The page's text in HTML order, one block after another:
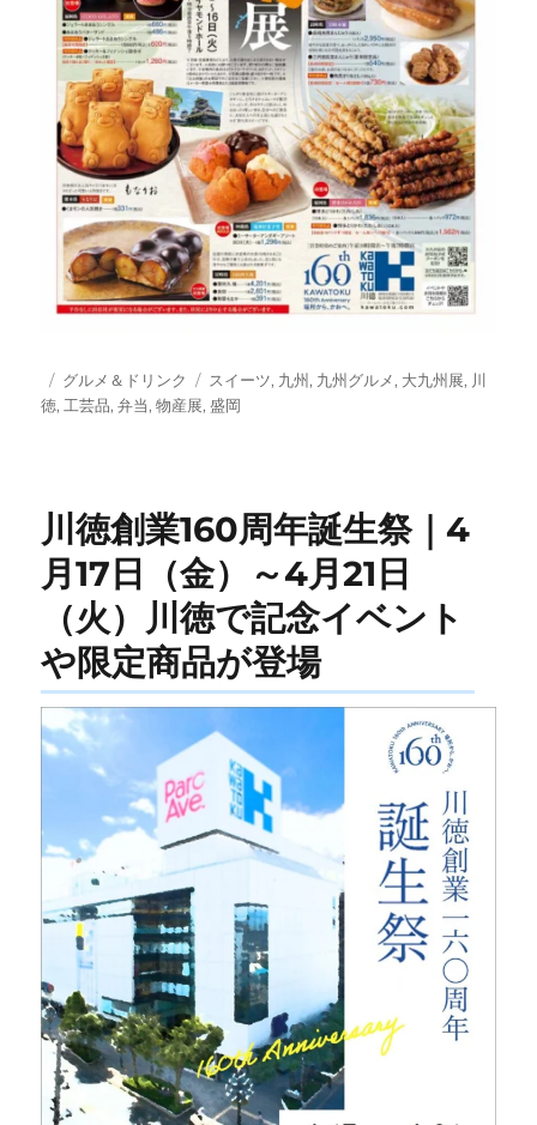
投
稿
カ
テ
グルメ＆ドリンク
タ
グ
スイーツ, 九州, 九州グルメ, 大九州展, 川
徳,工芸品,弁当,物産展,盛岡
川徳創業160周年誕生祭｜4
月17日（金）～4月21日
（火）川徳で記念イベント
や限定商品が登場